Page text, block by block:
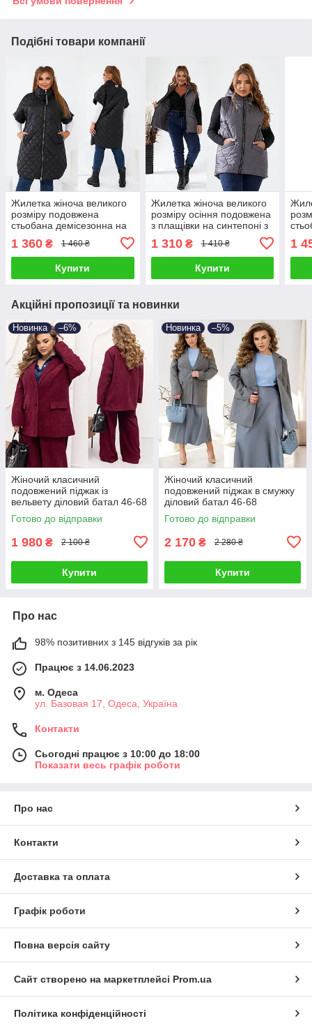
Подібні товари компанії
Жилетка жіноча великого
розміру подовжена
стьобана демісезонна на
1 360 ₴ 1 460 ₴
Купити
Жилетка жіноча великого
розміру осіння подовжена
з плащівки на синтепоні з
капюшоном та кишенями
48-58
1 310₴ 1 410 ₴
Купити
1
Акційні пропозиції та новинки
Новинка –6%
Жіночий класичний
подовжений піджак із
вельвету діловий батал 46-68
Готово до відправки
1 980 ₴ 2 100 ₴
Купити
Новинка –5%
Жіночий класичний
подовжений піджак в смужку
діловий батал 46-68
Готово до відправки
2 170 ₴ 2 280 ₴
Купити
Про нас
98% позитивних з 145 відгуків за рік
Працює з 14.06.2023
м. Одеса
ул. Базовая 17, Одеса, Україна
Контакти
Сьогодні працює з 10:00 до 18:00
Показати весь графік роботи
Про нас
Контакти
Доставка та оплата
Графік роботи
Повна версія сайту
Сайт створено на маркетплейсі Prom.ua
Політика конфіденційності